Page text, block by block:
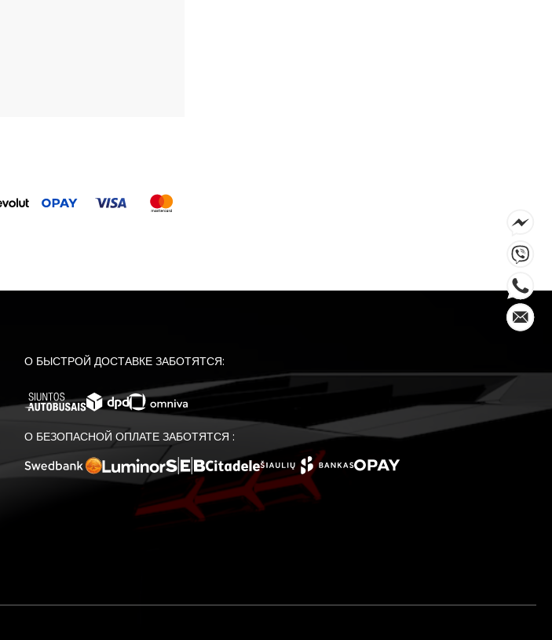
О БЫСТРОЙ ДОСТАВКЕ ЗАБОТЯТСЯ:
О БЕЗОПАСНОЙ ОПЛАТЕ ЗАБОТЯТСЯ :